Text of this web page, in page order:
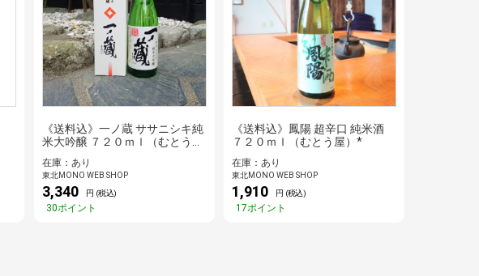
《送料込》一ノ蔵 ササニシキ純
米大吟醸 ７２０ｍｌ（むとう
在庫：あり
東北MONO WEB SHOP
3,340 円 (税込)
30ポイント
《送料込》鳳陽 超辛口 純米酒
７２０ｍｌ（むとう屋）*
在庫：あり
東北MONO WEB SHOP
1,910 円 (税込)
17ポイント